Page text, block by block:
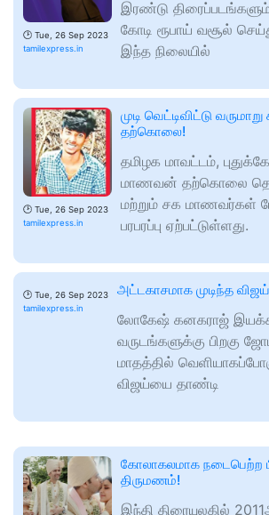
🕑 Tue, 26 Sep 2023
tamilexpress.in
இரண்டு
கோடி ரூபாய் வசூல்
இந்த நிலையில்
🕑 Tue, 26 Sep 2023
tamilexpress.in
முடி வெட்டிவிட்டு
தற்கொலை!
தமிழக மாவட்டம்,
மாணவன் தற்கொலை
மற்றும் சக மாணவர்கள்
பரபரப்பு ஏற்பட்டுள்ளது.
🕑 Tue, 26 Sep 2023
tamilexpress.in
அட்டகாசமாக முடிந்த
லோகேஷ் கனகராஜ்
வருடங்களுக்கு பிறகு
மாதத்தில்
விஜய்யை தாண்டி
கோலாகலமாக நடைபெற்ற
திருமணம்!
இந்தி திரையுலகில்